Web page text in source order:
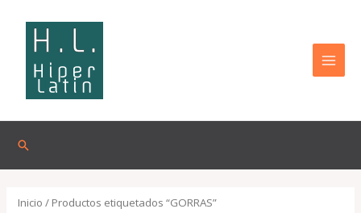
contenido
Buscar
Inicio / Productos etiquetados “GORRAS”